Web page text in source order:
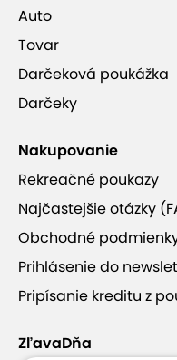
Auto
Tovar
Darčeková poukážka
Darčeky
Nakupovanie
Rekreačné poukazy
Najčastejšie otázky
Obchodné
Prihlásenie do
Pripísanie kreditu z
ZľavaDňa